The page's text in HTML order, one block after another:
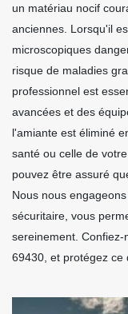
un matériau nocif
anciennes. Lorsqu'il
microscopiques
risque de maladies
professionnel est
avancées et des
l'amiante est éliminé
santé ou celle de
pouvez être assuré
Nous nous
sécuritaire, vous
sereinement. Confiez-
69430, et protégez ce